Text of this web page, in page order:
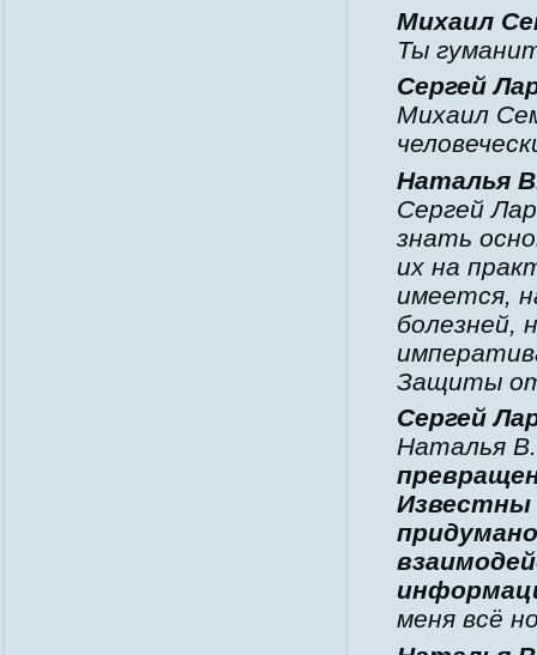
Михаил
Ты
Сергей
Михаил
Наталья
Сергей
знать
их на
имеется,
болезней,
Защиты от
Сергей
Наталья
Известны
меня всё